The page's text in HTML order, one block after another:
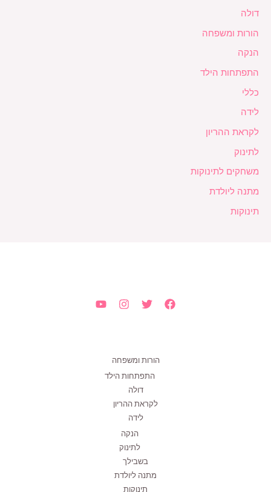
דולה
הורות ומשפחה
הנקה
התפתחות הילד
כללי
לידה
לקראת ההריון
לתינוק
משחקים לתינוקות
מתנה ליולדת
תינוקות
הורות ומשפחה
התפתחות הילד
דולה
לקראת ההריון
לידה
הנקה
לתינוק
בשבילך
מתנה ליולדת
תינוקות